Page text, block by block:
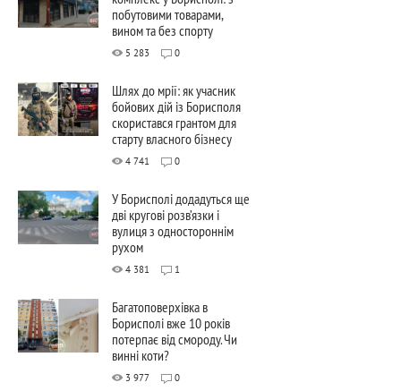
побутовими товарами,
вином та без спорту
5 283 0
Шлях до мрії: як учасник
бойових дій із Борисполя
скористався грантом для
старту власного бізнесу
4 741 0
У Борисполі додадуться ще
дві кругові розв’язки і
вулиця з одностороннім
рухом
4 381 1
Багатоповерхівка в
Борисполі вже 10 років
потерпає від смороду. Чи
винні коти?
3 977 0